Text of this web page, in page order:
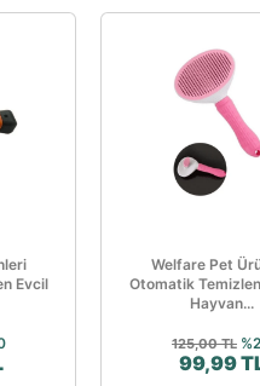
Evcil
Welfare Pet
Otomatik
Hayvan...
125,00 TL
99,99